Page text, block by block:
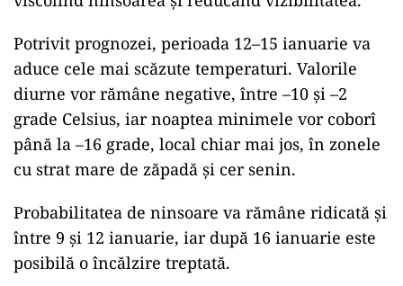
Potrivit prognozei, perioada 12–15 ianuarie va
aduce cele mai scăzute temperaturi. Valorile
diurne vor rămâne negative, între –10 și –2
grade Celsius, iar noaptea minimele vor coborî
până la –16 grade, local chiar mai jos, în zonele
cu strat mare de zăpadă și cer senin.
Probabilitatea de ninsoare va rămâne ridicată și
între 9 și 12 ianuarie, iar după 16 ianuarie este
posibilă o încălzire treptată.